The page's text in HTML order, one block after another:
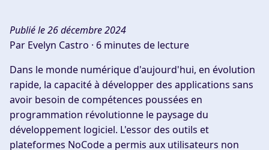
Publié le 26 décembre 2024
Par Evelyn Castro · 6 minutes de lecture
Dans le monde numérique d'aujourd'hui, en évolution
rapide, la capacité à développer des applications sans
avoir besoin de compétences poussées en
programmation révolutionne le paysage du
développement logiciel. L'essor des outils et
plateformes NoCode a permis aux utilisateurs non